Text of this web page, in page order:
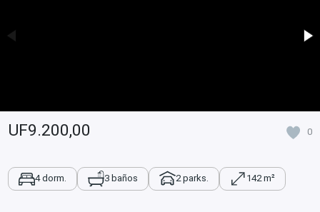
UF9.200,00 0
4 dorm. 3 baños 2 parks. 142 m²